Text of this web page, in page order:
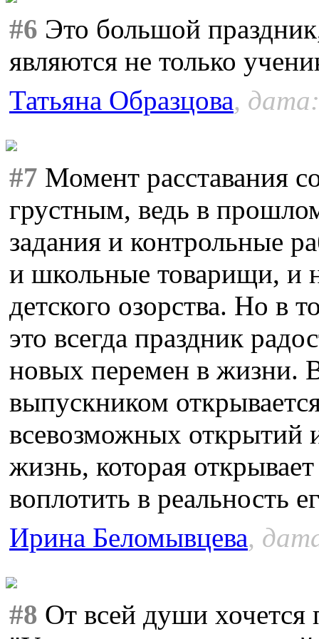
#6 Это большой
являются не только
Татьяна Образцова,
#7 Момент расставания
грустным, ведь в
задания и контрольные
и школьные товарищи, и
детского озорства. Но в
это всегда праздник
новых перемен в жизни.
выпускником
всевозможных открытий
жизнь, которая
воплотить в реальность
Ирина Беломывцева,
#8 От всей души хочется